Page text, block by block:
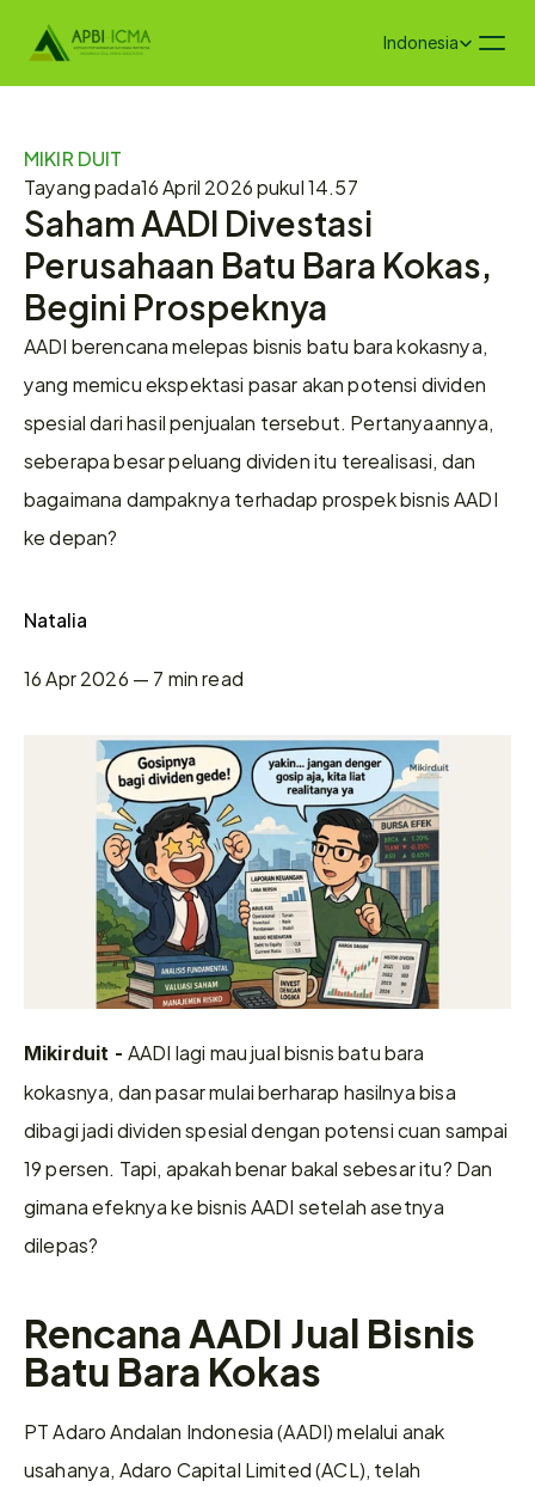
Select Language
Indonesia
MIKIR DUIT
Tayang pada16 April 2026 pukul 14.57
Saham AADI Divestasi
Perusahaan Batu Bara Kokas,
Begini Prospeknya
AADI berencana melepas bisnis batu bara kokasnya,
yang memicu ekspektasi pasar akan potensi dividen
spesial dari hasil penjualan tersebut. Pertanyaannya,
seberapa besar peluang dividen itu terealisasi, dan
bagaimana dampaknya terhadap prospek bisnis AADI
ke depan?
Natalia
16 Apr 2026 — 7 min read
Mikirduit - AADI lagi mau jual bisnis batu bara
kokasnya, dan pasar mulai berharap hasilnya bisa
dibagi jadi dividen spesial dengan potensi cuan sampai
19 persen. Tapi, apakah benar bakal sebesar itu? Dan
gimana efeknya ke bisnis AADI setelah asetnya
dilepas?
Rencana AADI Jual Bisnis
Batu Bara Kokas
PT Adaro Andalan Indonesia (AADI) melalui anak
usahanya, Adaro Capital Limited (ACL), telah